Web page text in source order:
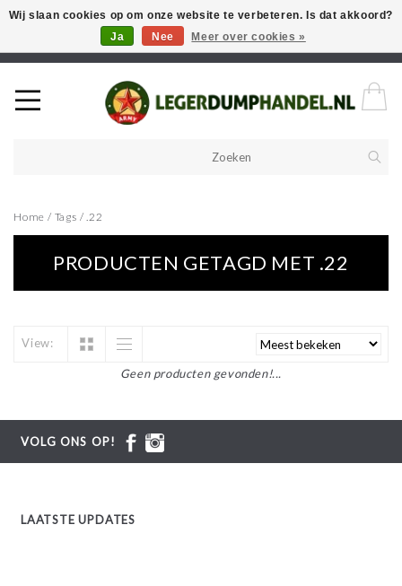
Welkom in onze webshop! Als u een product zoekt en deze niet kan
vinden in de webwinkel, neem vooral contact op!
Home / Tags /.22
PRODUCTEN GETAGD MET .22
View:
Geen producten gevonden!...
VOLG ONS OP!
LAATSTE UPDATES
Wij slaan cookies op om onze website te verbeteren. Is dat akkoord?
Ja
Nee Meer over cookies »